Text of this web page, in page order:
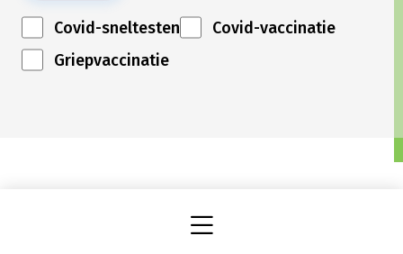
Covid-sneltesten
Covid-vaccinatie
Griepvaccinatie